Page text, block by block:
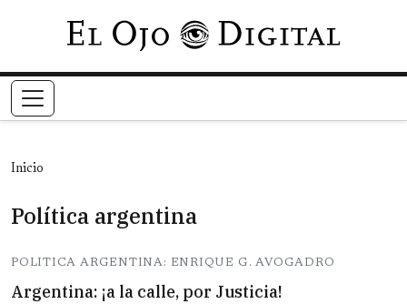
Pasar al contenido principal
Inicio
Política argentina
POLITICA ARGENTINA: ENRIQUE G. AVOGADRO
Argentina: ¡a la calle, por Justicia!